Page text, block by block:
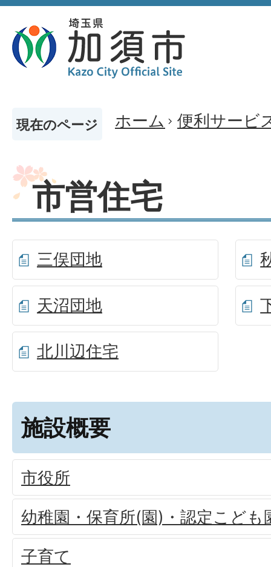
現在のページ ホーム 便利サービ
市営住宅
三俣団地
天沼団地
北川辺住宅
施設概要
市役所
幼稚園・保育所(園)・認定こども
子育て